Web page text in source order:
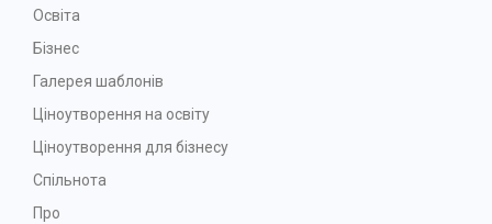
Освіта
Бізнес
Галерея шаблонів
Ціноутворення на освіту
Ціноутворення для бізнесу
Спільнота
Про